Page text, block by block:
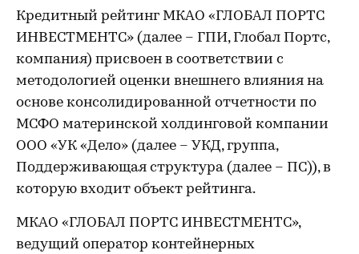
Кредитный рейтинг МКАО «ГЛОБАЛ ПОРТС
ИНВЕСТМЕНТС» (далее – ГПИ, Глобал Портс,
компания) присвоен в соответствии с
методологией оценки внешнего влияния на
основе консолидированной отчетности по
МСФО материнской холдинговой компании
ООО «УК «Дело» (далее – УКД, группа,
Поддерживающая структура (далее – ПС)), в
которую входит объект рейтинга.
МКАО «ГЛОБАЛ ПОРТС ИНВЕСТМЕНТС»,
ведущий оператор контейнерных